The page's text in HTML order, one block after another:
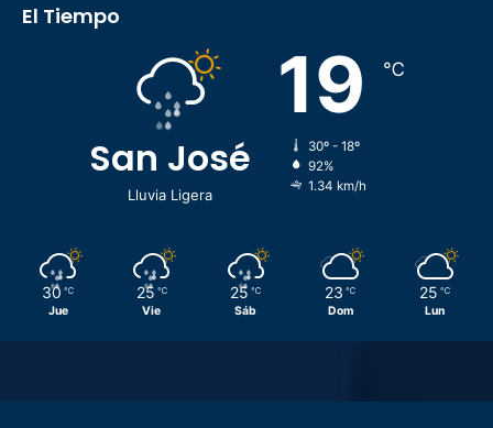
El Tiempo
San José
Lluvia Ligera
19 ℃
30º - 18º
92%
1.34 km/h
30 ℃
Jue
25 ℃
Vie
25 ℃
Sáb
23 ℃
Dom
25 ℃
Lun